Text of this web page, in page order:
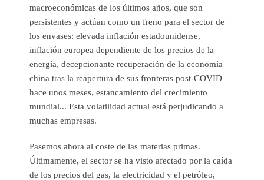
macroeconómicas de los últimos años, que son
persistentes y actúan como un freno para el sector de
los envases: elevada inflación estadounidense,
inflación europea dependiente de los precios de la
energía, decepcionante recuperación de la economía
china tras la reapertura de sus fronteras post-COVID
hace unos meses, estancamiento del crecimiento
mundial... Esta volatilidad actual está perjudicando a
muchas empresas.
Pasemos ahora al coste de las materias primas.
Últimamente, el sector se ha visto afectado por la caída
de los precios del gas, la electricidad y el petróleo,